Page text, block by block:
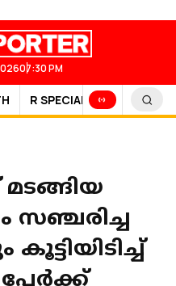
07:30 PM
R SPECIAL SPORTS
സഞ്ചരിച്ച